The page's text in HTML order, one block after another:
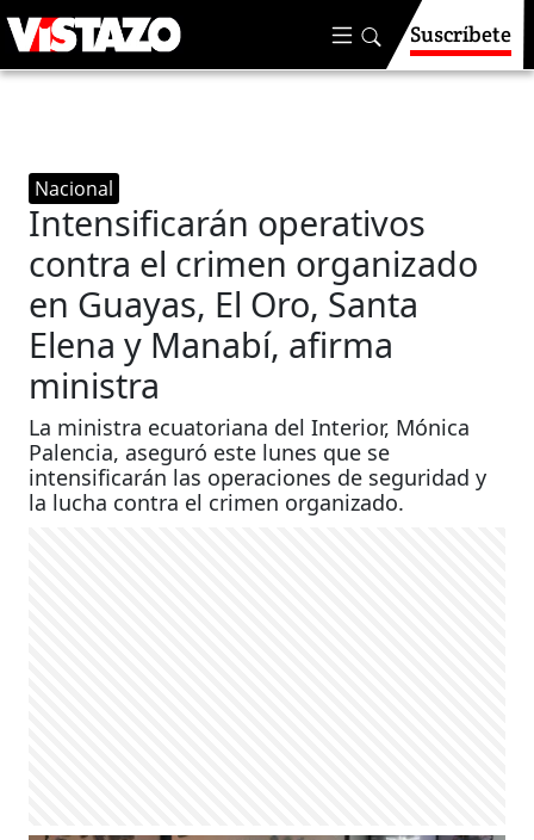
Suscríbete
Nacional
Intensificarán operativos
contra el crimen organizado
en Guayas, El Oro, Santa
Elena y Manabí, afirma
ministra
La ministra ecuatoriana del Interior, Mónica
Palencia, aseguró este lunes que se
intensificarán las operaciones de seguridad y
la lucha contra el crimen organizado.